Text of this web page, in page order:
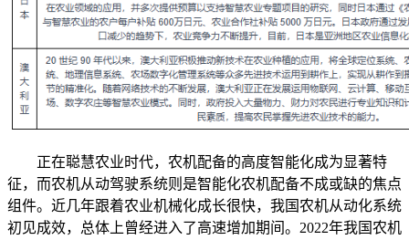
正在聪慧农业时代，农机配备的高度智能化成为显著特
征，而农机从动驾驶系统则是智能化农机配备不成或缺的焦点
组件。近几年跟着农业机械化成长很快，我国农机从动化系统
初见成效，总体上曾经进入了高速增加期间。2022年我国农机